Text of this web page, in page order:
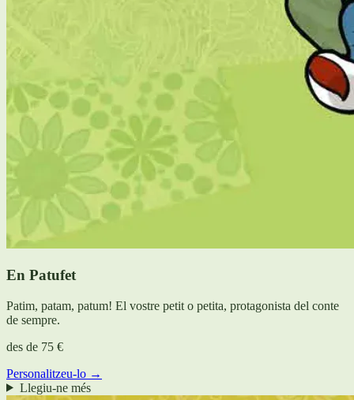
En Patufet
Patim, patam, patum! El vostre petit o petita, protagonista del conte
de sempre.
des de 75 €
Personalitzeu-lo →
Llegiu-ne més